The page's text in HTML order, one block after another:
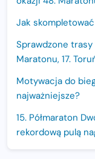
Jak
Sprawdzone
Maratonu, 17.
Motywacja do
najważniejsze?
15. Półmaraton
rekordową pulą